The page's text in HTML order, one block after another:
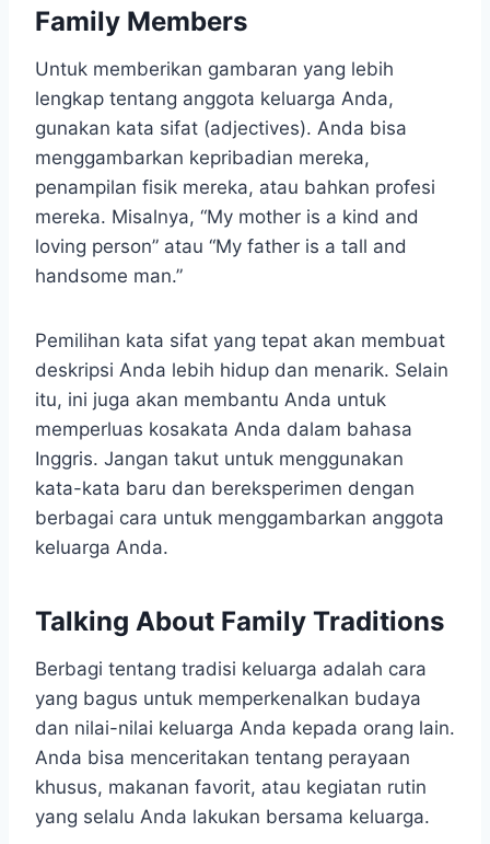
Family Members
Untuk memberikan gambaran yang lebih
lengkap tentang anggota keluarga Anda,
gunakan kata sifat (adjectives). Anda bisa
menggambarkan kepribadian mereka,
penampilan fisik mereka, atau bahkan profesi
mereka. Misalnya, “My mother is a kind and
loving person” atau “My father is a tall and
handsome man.”
Pemilihan kata sifat yang tepat akan membuat
deskripsi Anda lebih hidup dan menarik. Selain
itu, ini juga akan membantu Anda untuk
memperluas kosakata Anda dalam bahasa
Inggris. Jangan takut untuk menggunakan
kata-kata baru dan bereksperimen dengan
berbagai cara untuk menggambarkan anggota
keluarga Anda.
Talking About Family Traditions
Berbagi tentang tradisi keluarga adalah cara
yang bagus untuk memperkenalkan budaya
dan nilai-nilai keluarga Anda kepada orang lain.
Anda bisa menceritakan tentang perayaan
khusus, makanan favorit, atau kegiatan rutin
yang selalu Anda lakukan bersama keluarga.